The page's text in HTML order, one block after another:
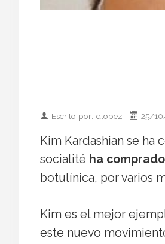
Escrito por: dlopez 25/
Kim Kardashian se
socialité ha
botulínica, por varios
Kim es el mejor
este nuevo